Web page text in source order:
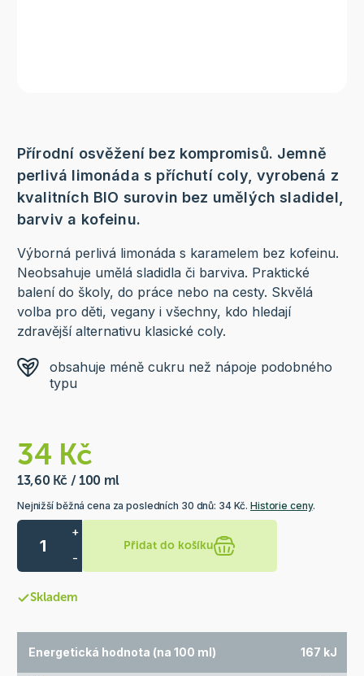
Přírodní osvěžení bez kompromisů. Jemně
perlivá limonáda s příchutí coly, vyrobená z
kvalitních BIO surovin bez umělých sladidel,
barviv a kofeinu.
Výborná perlivá limonáda s karamelem bez kofeinu.
Neobsahuje umělá sladidla či barviva. Praktické
balení do školy, do práce nebo na cesty. Skvělá
volba pro děti, vegany i všechny, kdo hledají
zdravější alternativu klasické coly.
obsahuje méně cukru než nápoje podobného
typu
34 Kč
13,60 Kč / 100 ml
Nejnižší běžná cena za posledních 30 dnů: 34 Kč.Historie ceny.
+
-
Přidat do košíku
Skladem
Energetická hodnota (na 100 ml) 167 kJ